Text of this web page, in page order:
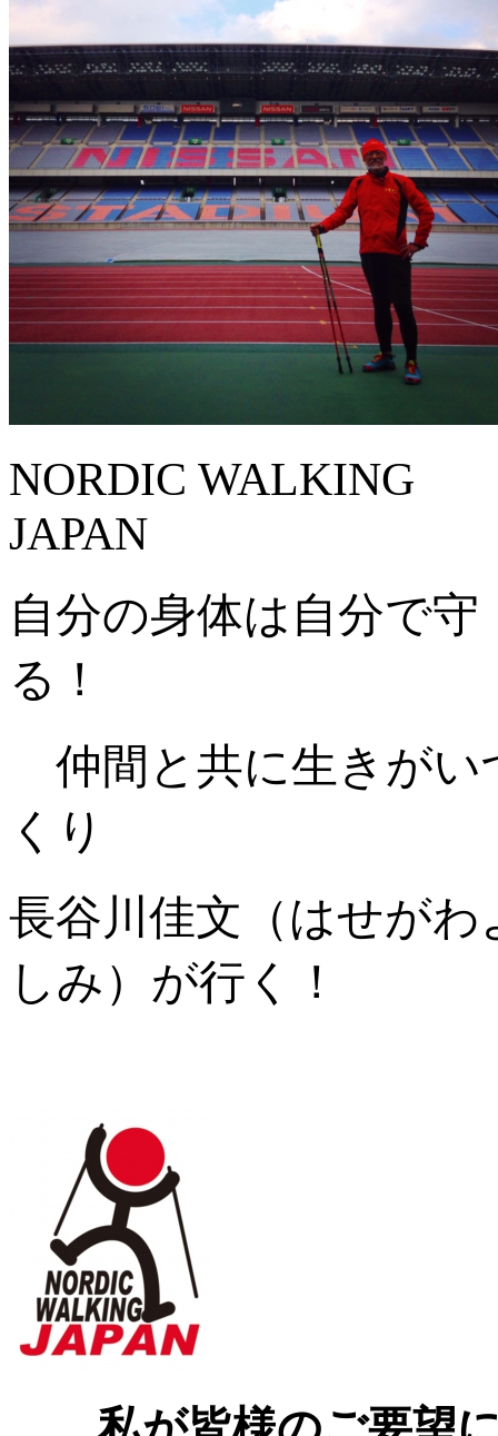
NORDIC WALKING
JAPAN
自分の身体は自分で守
る！
仲間と共に生きがい
くり
長谷川佳文（はせがわ
しみ）が行く！